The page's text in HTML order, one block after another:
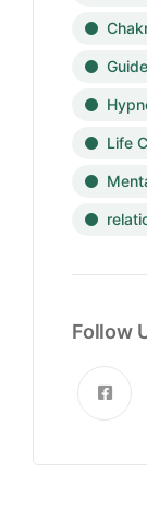
Guide
Life
Follow